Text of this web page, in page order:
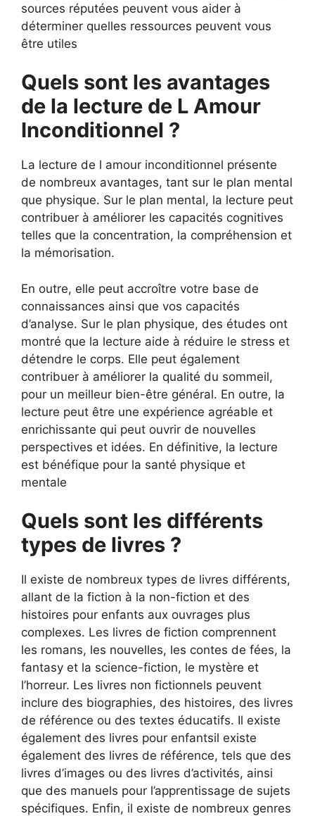
sources réputées peuvent vous aider à
déterminer quelles ressources peuvent vous
être utiles
Quels sont les avantages
de la lecture de L Amour
Inconditionnel ?
La lecture de l amour inconditionnel présente
de nombreux avantages, tant sur le plan mental
que physique. Sur le plan mental, la lecture peut
contribuer à améliorer les capacités cognitives
telles que la concentration, la compréhension et
la mémorisation.
En outre, elle peut accroître votre base de
connaissances ainsi que vos capacités
d’analyse. Sur le plan physique, des études ont
montré que la lecture aide à réduire le stress et
détendre le corps. Elle peut également
contribuer à améliorer la qualité du sommeil,
pour un meilleur bien-être général. En outre, la
lecture peut être une expérience agréable et
enrichissante qui peut ouvrir de nouvelles
perspectives et idées. En définitive, la lecture
est bénéfique pour la santé physique et
mentale
Quels sont les différents
types de livres ?
Il existe de nombreux types de livres différents,
allant de la fiction à la non-fiction et des
histoires pour enfants aux ouvrages plus
complexes. Les livres de fiction comprennent
les romans, les nouvelles, les contes de fées, la
fantasy et la science-fiction, le mystère et
l’horreur. Les livres non fictionnels peuvent
inclure des biographies, des histoires, des livres
de référence ou des textes éducatifs. Il existe
également des livres pour enfantsil existe
également des livres de référence, tels que des
livres d’images ou des livres d’activités, ainsi
que des manuels pour l’apprentissage de sujets
spécifiques. Enfin, il existe de nombreux genres